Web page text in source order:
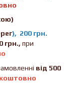
), 200 грн.
грн., при
від 500